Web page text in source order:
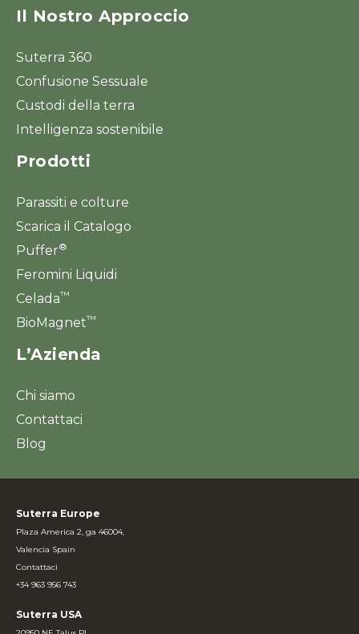
Il Nostro Approccio
Suterra 360
Confusione Sessuale
Custodi della terra
Intelligenza sostenibile
Prodotti
Parassiti e colture
Scarica il Catalogo
Puffer®
Feromini Liquidi
Celada™
BioMagnet™
L’Azienda
Chi siamo
Contattaci
Blog
Suterra Europe
Plaza America 2, ga 46004,
Valencia Spain
Contattaci
+34 963 956 743
Suterra USA